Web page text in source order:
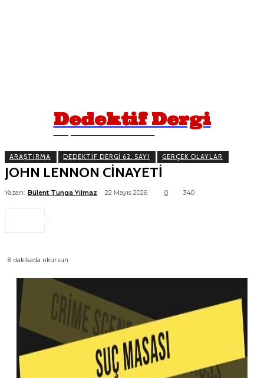
Dedektif Dergi
ARAŞTIRMA DEDEKTIF DERGI 62. SAYI GERÇEK OLAYLAR
JOHN LENNON CİNAYETİ
Yazan: Bülent Tunga Yılmaz 22 Mayıs 2026 0 340
8 dakikada okursun